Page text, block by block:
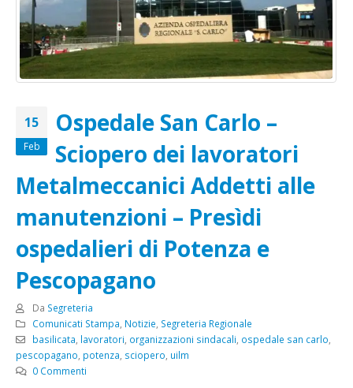
15
Feb
Ospedale San Carlo –
Sciopero dei lavoratori
Metalmeccanici Addetti alle
manutenzioni – Presìdi
ospedalieri di Potenza e
Pescopagano
Da Segreteria
Comunicati Stampa Notizie Segreteria Regionale
basilicata lavoratori organizzazioni sindacali ospedale san carlo
pescopagano potenza sciopero uilm
0 Commenti